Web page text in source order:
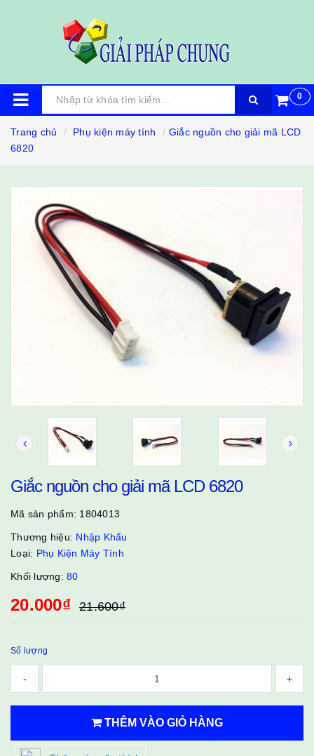
0
Trang chủ Phụ kiện máy tính
Giắc nguồn cho giải mã LCD
6820
Giắc nguồn cho giải mã LCD 6820
Mã sản phẩm: 1804013
Thương hiệu: Nhập Khẩu
Loại: Phụ Kiện Máy Tính
Khối lượng: 80
20.000₫ 21.600₫
Số lượng
- +
THÊM VÀO GIỎ HÀNG